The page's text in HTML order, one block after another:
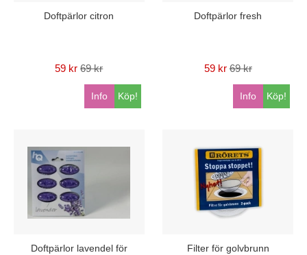
Doftpärlor citron
59 kr 69 kr
Köp!
Info
Doftpärlor fresh
59 kr 69 kr
Köp!
Info
Doftpärlor lavendel för
Filter för golvbrunn